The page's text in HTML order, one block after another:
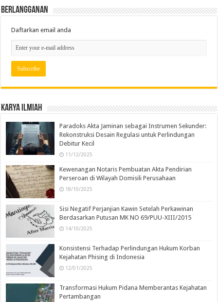
Berlangganan
Daftarkan email anda
Karya Ilmiah
Paradoks Akta Jaminan sebagai Instrumen Sekunder:
Rekonstruksi Desain Regulasi untuk Perlindungan
Debitur Kecil
11/12/2025
Kewenangan Notaris Pembuatan Akta Pendirian
Perseroan di Wilayah Domisili Perusahaan
18/10/2025
Sisi Negatif Perjanjian Kawin Setelah Perkawinan
Berdasarkan Putusan MK NO 69/PUU-XIII/2015
14/10/2025
Konsistensi Terhadap Perlindungan Hukum Korban
Kejahatan Phising di Indonesia
12/01/2025
Transformasi Hukum Pidana Memberantas Kejahatan
Pertambangan